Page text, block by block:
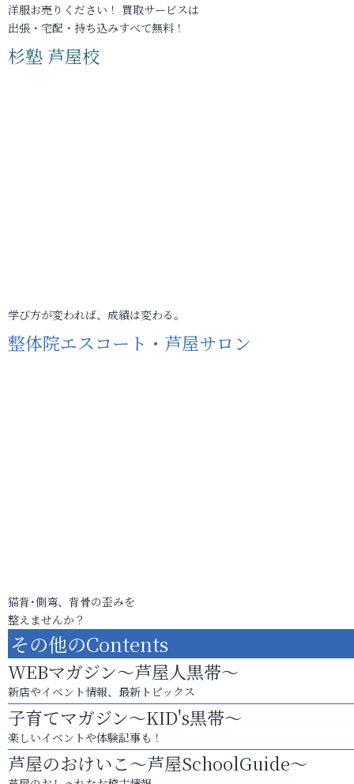
洋服お売りください！ 買取サービスは
出張・宅配・持ち込みすべて無料！
杉塾 芦屋校
学び方が変われば、成績は変わる。
整体院エスコート・芦屋サロン
猫背･側弯、背骨の歪みを
整えませんか？
その他のContents
WEBマガジン～芦屋人黒帯～
新店やイベント情報、最新トピックス
子育てマガジン～KID's黒帯～
楽しいイベントや体験記事も！
芦屋のおけいこ～芦屋SchoolGuide～